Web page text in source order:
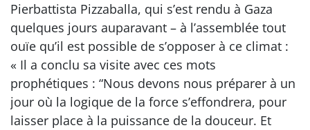
Pierbattista Pizzaballa, qui s’est rendu à Gaza
quelques jours auparavant – à l’assemblée tout
ouïe qu’il est possible de s’opposer à ce climat :
« Il a conclu sa visite avec ces mots
prophétiques : “Nous devons nous préparer à un
jour où la logique de la force s’effondrera, pour
laisser place à la puissance de la douceur. Et